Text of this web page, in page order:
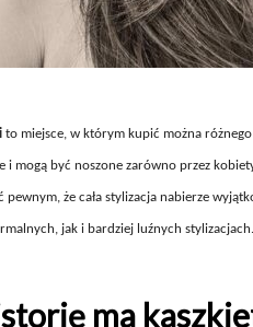
to miejsce, w którym kupić można
i mogą być noszone zarówno przez
pewnym, że cała stylizacja nabierze
jak i bardziej luźnych
ma